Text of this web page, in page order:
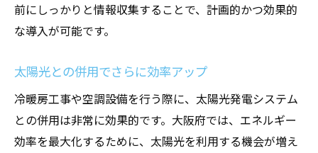
前にしっかりと情報収集することで、計画的かつ効果的
な導入が可能です。
太陽光との併用でさらに効率アップ
冷暖房工事や空調設備を行う際に、太陽光発電システム
との併用は非常に効果的です。大阪府では、エネルギー
効率を最大化するために、太陽光を利用する機会が増え